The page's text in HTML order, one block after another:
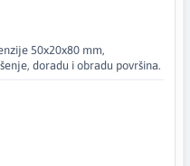
50x20x80 mm,
doradu i obradu površina.